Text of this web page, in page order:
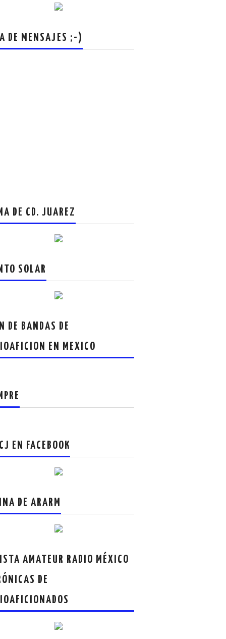
DE MENSAJES ;-)
DE CD. JUAREZ
SOLAR
DE BANDAS DE
EN MEXICO
EN FACEBOOK
DE ARARM
AMATEUR RADIO MÉXICO
DE